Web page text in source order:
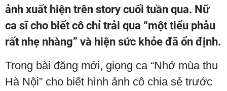
ảnh xuất hiện trên story cuối tuần qua. Nữ
ca sĩ cho biết cô chỉ trải qua “một tiểu phẫu
rất nhẹ nhàng” và hiện sức khỏe đã ổn định.
Trong bài đăng mới, giọng ca “Nhớ mùa thu
Hà Nội” cho biết hình ảnh cô chia sẻ trước